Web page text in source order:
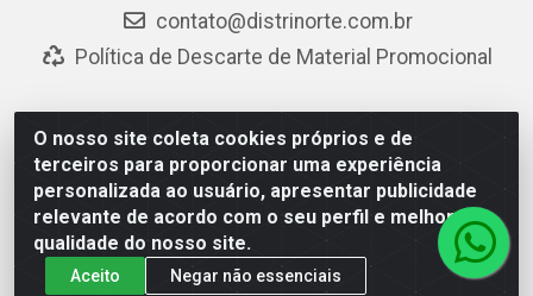
O nosso site coleta cookies próprios e de
terceiros para proporcionar uma experiência
personalizada ao usuário, apresentar publicidade
relevante de acordo com o seu perfil e melhorar a
qualidade do nosso site.
Aceito Negar não essenciais
contato@distrinorte.com.br
Política de Descarte de Material Promocional
Distrinorte Distribuidora de Alimentos - Avenida Pedro
Chaves dos Santos, 253 - Distrito Industrial, Montes
Claros/MG - CEP 39.404-000 - CNPJ 04.433.117/0001-10